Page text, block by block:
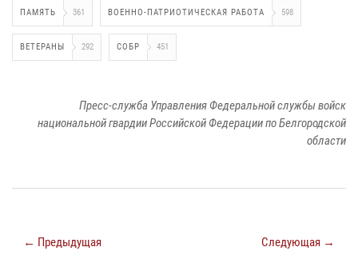
ПАМЯТЬ 361 ВОЕННО-ПАТРИОТИЧЕСКАЯ РАБОТА 598
ВЕТЕРАНЫ 292 СОБР 451
Пресс-служба Управления Федеральной службы войск
национальной гвардии Российской Федерации по Белгородской
области
← Предыдущая Следующая →